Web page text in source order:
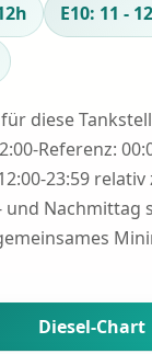
E10: 11 -
diese
Referenz:
23:59
und Nachmittag
Diesel-Chart